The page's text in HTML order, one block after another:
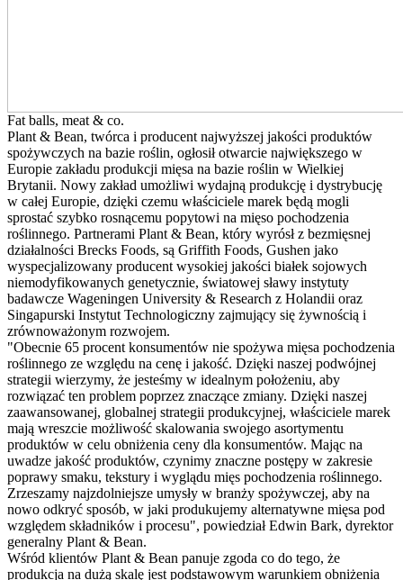
Fat balls, meat & co.
Plant & Bean, twórca i producent najwyższej jakości produktów
spożywczych na bazie roślin, ogłosił otwarcie największego w
Europie zakładu produkcji mięsa na bazie roślin w Wielkiej
Brytanii. Nowy zakład umożliwi wydajną produkcję i dystrybucję
w całej Europie, dzięki czemu właściciele marek będą mogli
sprostać szybko rosnącemu popytowi na mięso pochodzenia
roślinnego. Partnerami Plant & Bean, który wyrósł z bezmięsnej
działalności Brecks Foods, są Griffith Foods, Gushen jako
wyspecjalizowany producent wysokiej jakości białek sojowych
niemodyfikowanych genetycznie, światowej sławy instytuty
badawcze Wageningen University & Research z Holandii oraz
Singapurski Instytut Technologiczny zajmujący się żywnością i
zrównoważonym rozwojem.
"Obecnie 65 procent konsumentów nie spożywa mięsa pochodzenia
roślinnego ze względu na cenę i jakość. Dzięki naszej podwójnej
strategii wierzymy, że jesteśmy w idealnym położeniu, aby
rozwiązać ten problem poprzez znaczące zmiany. Dzięki naszej
zaawansowanej, globalnej strategii produkcyjnej, właściciele marek
mają wreszcie możliwość skalowania swojego asortymentu
produktów w celu obniżenia ceny dla konsumentów. Mając na
uwadze jakość produktów, czynimy znaczne postępy w zakresie
poprawy smaku, tekstury i wyglądu mięs pochodzenia roślinnego.
Zrzeszamy najzdolniejsze umysły w branży spożywczej, aby na
nowo odkryć sposób, w jaki produkujemy alternatywne mięsa pod
względem składników i procesu", powiedział Edwin Bark, dyrektor
generalny Plant & Bean.
Wśród klientów Plant & Bean panuje zgoda co do tego, że
produkcja na dużą skalę jest podstawowym warunkiem obniżenia